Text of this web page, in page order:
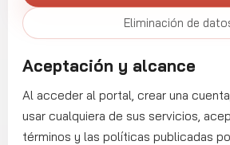
Eliminación de
Aceptación y alcance
Al acceder al portal, crear una
usar cualquiera de sus servicios,
términos y las políticas publicadas